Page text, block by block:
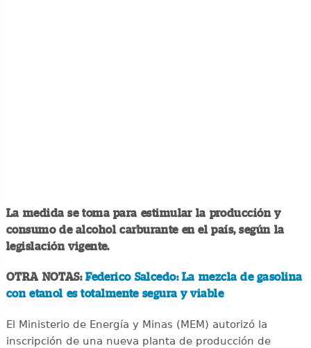
La medida se toma para estimular la producción y
consumo de alcohol carburante en el país, según la
legislación vigente.
OTRA NOTAS:Federico Salcedo: La mezcla de gasolina
con etanol es totalmente segura y viable
El Ministerio de Energía y Minas (MEM) autorizó la
inscripción de una nueva planta de producción de